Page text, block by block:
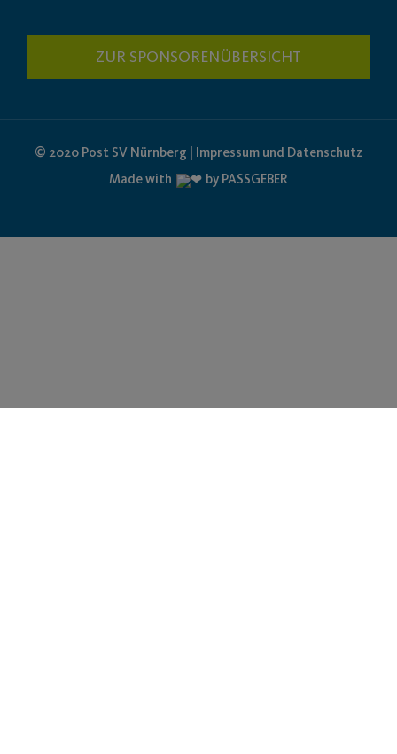
ZUR SPONSORENÜBERSICHT
© 2020 Post SV Nürnberg | Impressum und Datenschutz
Made with
by PASSGEBER